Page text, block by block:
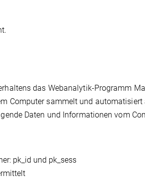
das Webanalytik-Programm
Computer sammelt und
Daten und Informationen vom
pk_id und pk_sess